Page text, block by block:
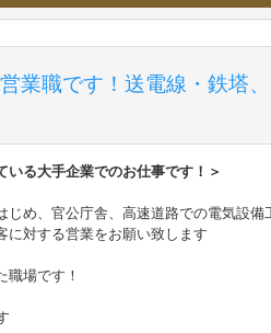
業職です！送電線・鉄塔
いる大手企業でのお仕事です！＞
め、官公庁舎、高速道路での電気設備
対する営業をお願い致します
場です！